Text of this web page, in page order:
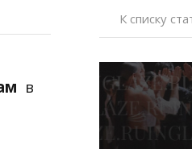
К списку
в